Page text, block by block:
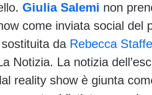
Giulia Salemi non
come inviata social del
daRebecca
Notizia. La notizia
reality show è giunta